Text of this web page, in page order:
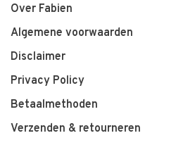
Over Fabien
Algemene voorwaarden
Disclaimer
Privacy Policy
Betaalmethoden
Verzenden & retourneren